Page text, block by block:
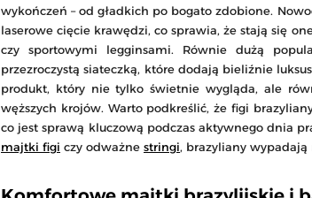
wykończeń – od gładkich po bogato zdobione.
laserowe cięcie krawędzi, co sprawia, że stają się
czy sportowymi legginsami. Równie dużą
przezroczystą siateczką, które dodają bieliźnie
produkt, który nie tylko świetnie wygląda, ale
węższych krojów. Warto podkreślić, że figi
co jest sprawą kluczową podczas aktywnego dnia
majtki figi czy odważne stringi, brazyliany